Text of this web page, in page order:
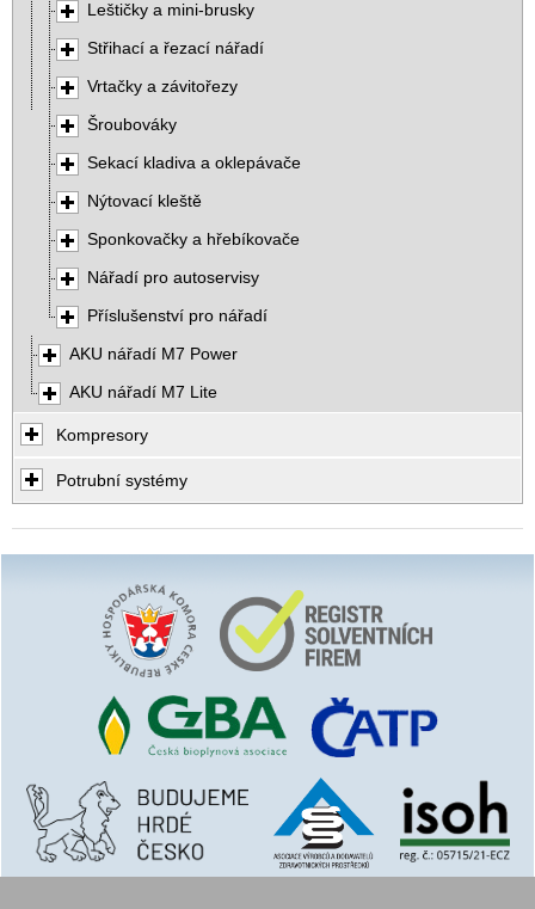
Leštičky a mini-brusky
Střihací a řezací nářadí
Vrtačky a závitořezy
Šroubováky
Sekací kladiva a oklepávače
Nýtovací kleště
Sponkovačky a hřebíkovače
Nářadí pro autoservisy
Příslušenství pro nářadí
AKU nářadí M7 Power
AKU nářadí M7 Lite
Kompresory
Potrubní systémy